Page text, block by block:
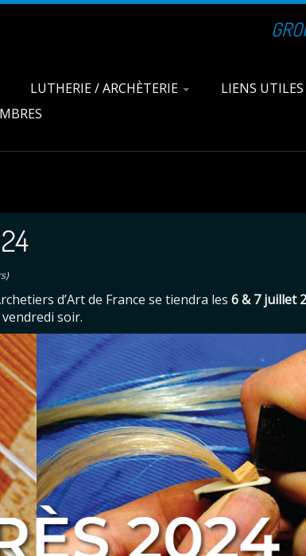
LUTHERIE / ARCHÈTERIE LIENS UTILES
d’Art de France se tiendra les 6 & 7 juillet
soir.